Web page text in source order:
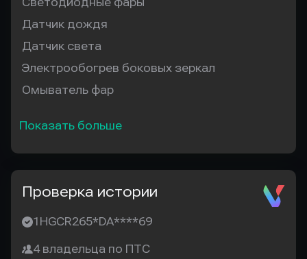
Датчик дождя
Датчик света
Электрообогрев боковых зеркал
Омыватель фар
Показать больше
Проверка истории
1HGCR265*DA****69
4 владельца по ПТС